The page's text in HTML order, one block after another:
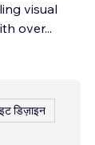
visual
over...
डिज़ाइन